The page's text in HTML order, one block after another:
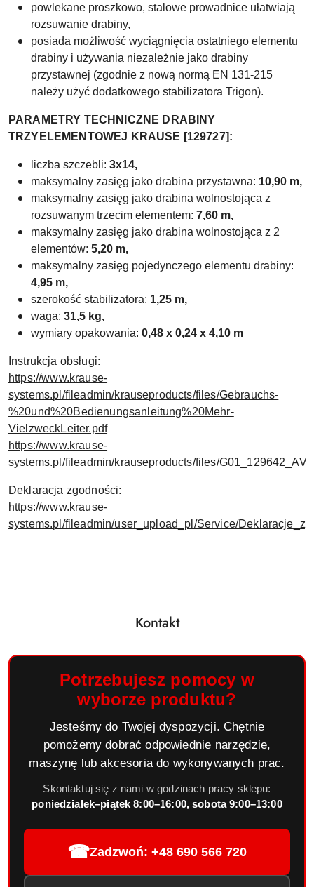
powlekane proszkowo, stalowe prowadnice ułatwiają
rozsuwanie drabiny,
posiada możliwość wyciągnięcia ostatniego elementu
drabiny i używania niezależnie jako drabiny
przystawnej (zgodnie z nową normą EN 131-215
należy użyć dodatkowego stabilizatora Trigon).
PARAMETRY TECHNICZNE DRABINY
TRZYELEMENTOWEJ KRAUSE [129727]:
liczba szczebli: 3x14,
maksymalny zasięg jako drabina przystawna: 10,90 m,
maksymalny zasięg jako drabina wolnostojąca z
rozsuwanym trzecim elementem: 7,60 m,
maksymalny zasięg jako drabina wolnostojąca z 2
elementów: 5,20 m,
maksymalny zasięg pojedynczego elementu drabiny:
4,95 m,
szerokość stabilizatora: 1,25 m,
waga: 31,5 kg,
wymiary opakowania: 0,48 x 0,24 x 4,10 m
Instrukcja obsługi:
https://www.krause-
systems.pl/fileadmin/krauseproducts/files/Gebrauchs-
%20und%20Bedienungsanleitung%20Mehr-
VielzweckLeiter.pdf
https://www.krause-
systems.pl/fileadmin/krauseproducts/files/
Deklaracja zgodności:
https://www.krause-
systems.pl/fileadmin/user_upload_pl/Service/
Kontakt
Potrzebujesz pomocy w
wyborze produktu?
Jesteśmy do Twojej dyspozycji. Chętnie
pomożemy dobrać odpowiednie narzędzie,
maszynę lub akcesoria do wykonywanych prac.
Skontaktuj się z nami w godzinach pracy sklepu:
poniedziałek–piątek 8:00–16:00, sobota 9:00–13:00
☎Zadzwoń: +48 690 566 720